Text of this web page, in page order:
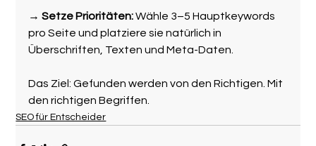
→ Setze Prioritäten: Wähle 3–5 Hauptkeywords
pro Seite und platziere sie natürlich in
Überschriften, Texten und Meta-Daten.
Das Ziel: Gefunden werden von den Richtigen. Mit
den richtigen Begriffen.
SEO für Entscheider